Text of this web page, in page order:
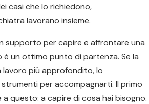
casi che lo richiedono,
lavorano insieme.
supporto per capire e affrontare una
un ottimo punto di partenza. Se la
lavoro più approfondito, lo
per accompagnarti. Il primo
questo: a capire di cosa hai bisogno.